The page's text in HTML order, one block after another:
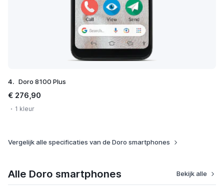
4. Doro 8100 Plus
€ 276,90
1 kleur
Vergelijk alle specificaties van de Doro smartphones
Alle Doro smartphones Bekijk alle